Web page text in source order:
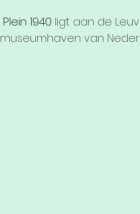
Plein 1940 ligt aan de
museumhaven van